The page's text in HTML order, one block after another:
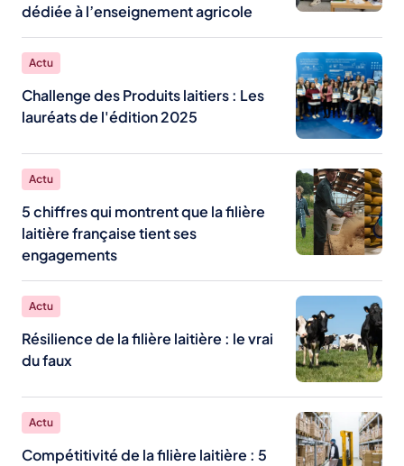
dédiée à l’enseignement agricole
Actu
Challenge des Produits laitiers : Les
lauréats de l'édition 2025
Actu
5 chiffres qui montrent que la filière
laitière française tient ses
engagements
Actu
Résilience de la filière laitière : le vrai
du faux
Actu
Compétitivité de la filière laitière : 5